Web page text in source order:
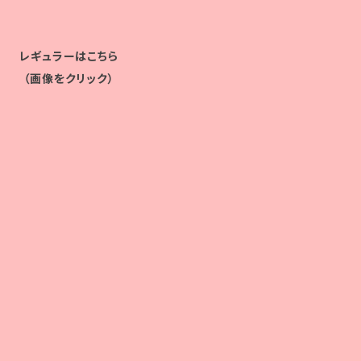
レギュラーはこちら
（画像をクリック）